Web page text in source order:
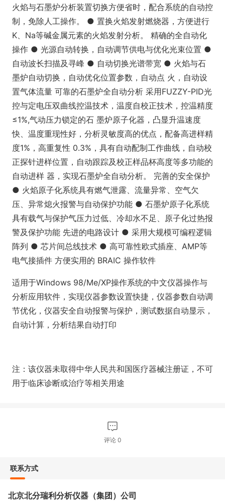
火焰与石墨炉分析装置切换方便省时，配合系统的自动控
制，免除人工操作。 ● 置换火焰发射燃烧器，方便进行
K、Na等碱金属元素的火焰发射分析。 精确的全自动化
操作 ● 光源自动转换，自动调节供电与优化光束位置 ●
自动波长扫描及寻峰 ● 自动切换光谱带宽 ● 火焰与石
墨炉自动切换，自动优化位置参数，自动点 火，自动设
置气体流量 可靠的石墨炉全自动分析 采用FUZZY-PID光
控与定电压双曲线控温技术，温度自校正技术，控温精度
≤1%,气动压力锁定的石 墨炉原子化器，凸显升温速度
快、温度重现性好，分析灵敏度高的优点，配备高进样精
度1%，高重复性 0.3%，具有自动配制工作曲线，自动校
正探针进样位置，自动跟踪及校正样品杯高度等多功能的
自动进样 器，实现石墨炉全自动分析。 完善的安全保护
● 火焰原子化系统具有燃气泄露、流量异常、空气欠
压、异常熄火报警与自动保护功能 ● 石墨炉原子化系统
具有载气与保护气压力过低、冷却水不足、原子化过热报
警及保护功能 先进的电路设计 ● 采用大规模可编程逻辑
阵列 ● 芯片间总线技术 ● 高可靠性欧式插座、AMP等
电气接插件 方便实用的 BRAIC 操作软件
适用于Windows 98/Me/XP操作系统的中文仪器操作与
分析应用软件，实现仪器参数设置快捷，仪器参数自动调
节优化，仪器安全自动报警与保护，测试数据自动显示，
自动计算，分析结果自动打印
注：该仪器未取得中华人民共和国医疗器械注册证，不可
用于临床诊断或治疗等相关用途
评论 0
联系方式
北京北分瑞利分析仪器（集团）公司